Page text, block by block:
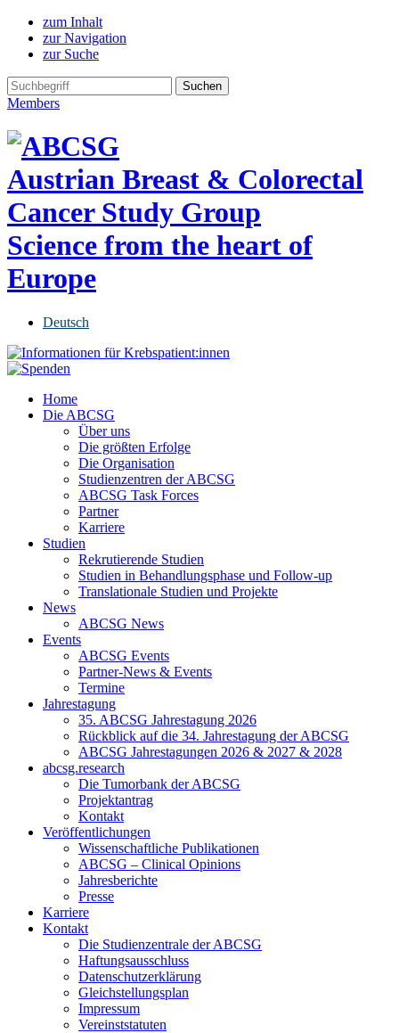
zum Inhalt
zur Navigation
zur Suche
Members
Austrian Breast & Colorectal
Cancer Study Group
Science from the heart of
Europe
Deutsch
Home
Die ABCSG
Über uns
Die größten Erfolge
Die Organisation
Studienzentren der ABCSG
ABCSG Task Forces
Partner
Karriere
Studien
Rekrutierende Studien
Studien in Behandlungsphase und Follow-up
Translationale Studien und Projekte
News
ABCSG News
Events
ABCSG Events
Partner-News & Events
Termine
Jahrestagung
35. ABCSG Jahrestagung 2026
Rückblick auf die 34. Jahrestagung der ABCSG
ABCSG Jahrestagungen 2026 & 2027 & 2028
abcsg.research
Die Tumorbank der ABCSG
Projektantrag
Kontakt
Veröffentlichungen
Wissenschaftliche Publikationen
ABCSG – Clinical Opinions
Jahresberichte
Presse
Karriere
Kontakt
Die Studienzentrale der ABCSG
Haftungsausschluss
Datenschutzerklärung
Gleichstellungsplan
Impressum
Vereinststatuten